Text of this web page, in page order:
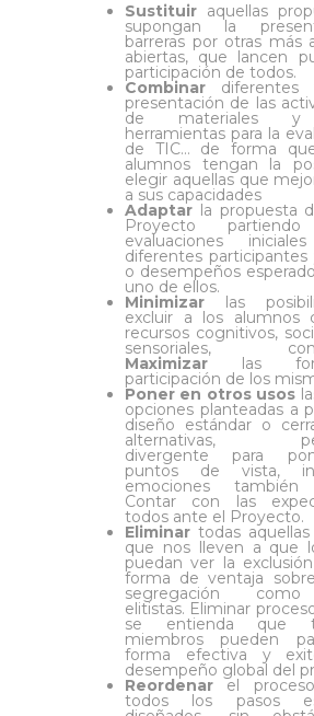
Sustituir aquellas
supongan la
barreras por otras más
abiertas, que lancen
participación de todos.
Combinar diferentes
presentación de las
de materiales y
herramientas para la
de TIC… de forma
alumnos tengan la
elegir aquellas que
a sus capacidades
Adaptar la propuesta
Proyecto
evaluaciones
diferentes participantes
o desempeños
uno de ellos.
Minimizar las
excluir a los alumnos
recursos cognitivos,
sensoriales,
Maximizar las
participación de los
Poner en otros usos
opciones planteadas a
diseño estándar o
alternativas,
divergente para
puntos de vista,
emociones también
Contar con las
todos ante el Proyecto.
Eliminar todas
que nos lleven a que
puedan ver la
forma de ventaja
segregación
elitistas. Eliminar
se entienda que
miembros pueden
forma efectiva y
desempeño global del
Reordenar el
todos los pasos